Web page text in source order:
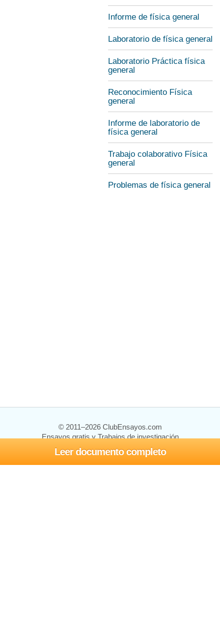
Leer documento completo
Informe de física general
Laboratorio de física general
Laboratorio Práctica física
general
Reconocimiento Física
general
Informe de laboratorio de
física general
Trabajo colaborativo Física
general
Problemas de física general
© 2011–2026 ClubEnsayos.com
Ensayos gratis y Trabajos de investigación